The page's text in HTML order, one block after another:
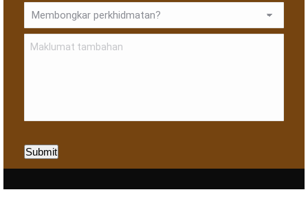
Submit